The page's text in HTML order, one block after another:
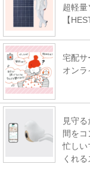
超軽量
【
宅配サ
オンラ
見守
間を
忙しい
くれ